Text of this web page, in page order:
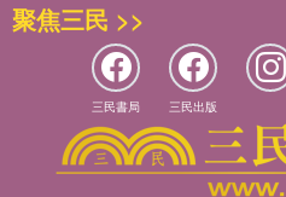
聚焦三民 >>
三民書局 三民出版